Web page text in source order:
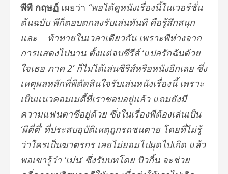
พีพี กฤษฏ์ เผยว่า “พอได้ดูหนังเรื่องนี้ในเวอร์ชั่น
ต้นฉบับ พีก็ตอบตกลงรับเล่นทันที คือรู้สึกสนุก
และ ท้าทายในเวลาเดียวกัน เพราะพีห่างจาก
การแสดงไปนาน ตั้งแต่จบซีรีส์ ‘แปลรักฉันด้วย
ใจเธอ ภาค 2’ ก็ไม่ได้เล่นซีรีส์หรือหนังอีกเลย ซึ่ง
เหตุผลหลักที่พีตัดสินใจรับเล่นหนังเรื่องนี้ เพราะ
เป็นแนวคอมเมดี้ที่เราชอบอยู่แล้ว แถมยังมี
ความแฟนตาซีอยู่ด้วย ซึ่งในเรื่องพีต้องเล่นเป็น
‘ผีตี่ตี๋’ ที่ประสบอุบัติเหตุถูกรถชนตาย โดยที่ไม่รู้
ว่าใครเป็นฆาตรกร เลยไม่ยอมไปผุดไปเกิด แล้ว
พอเขารู้ว่า ‘เม่น’ ซึ่งรับบทโดย บิวกิ้น จะช่วย